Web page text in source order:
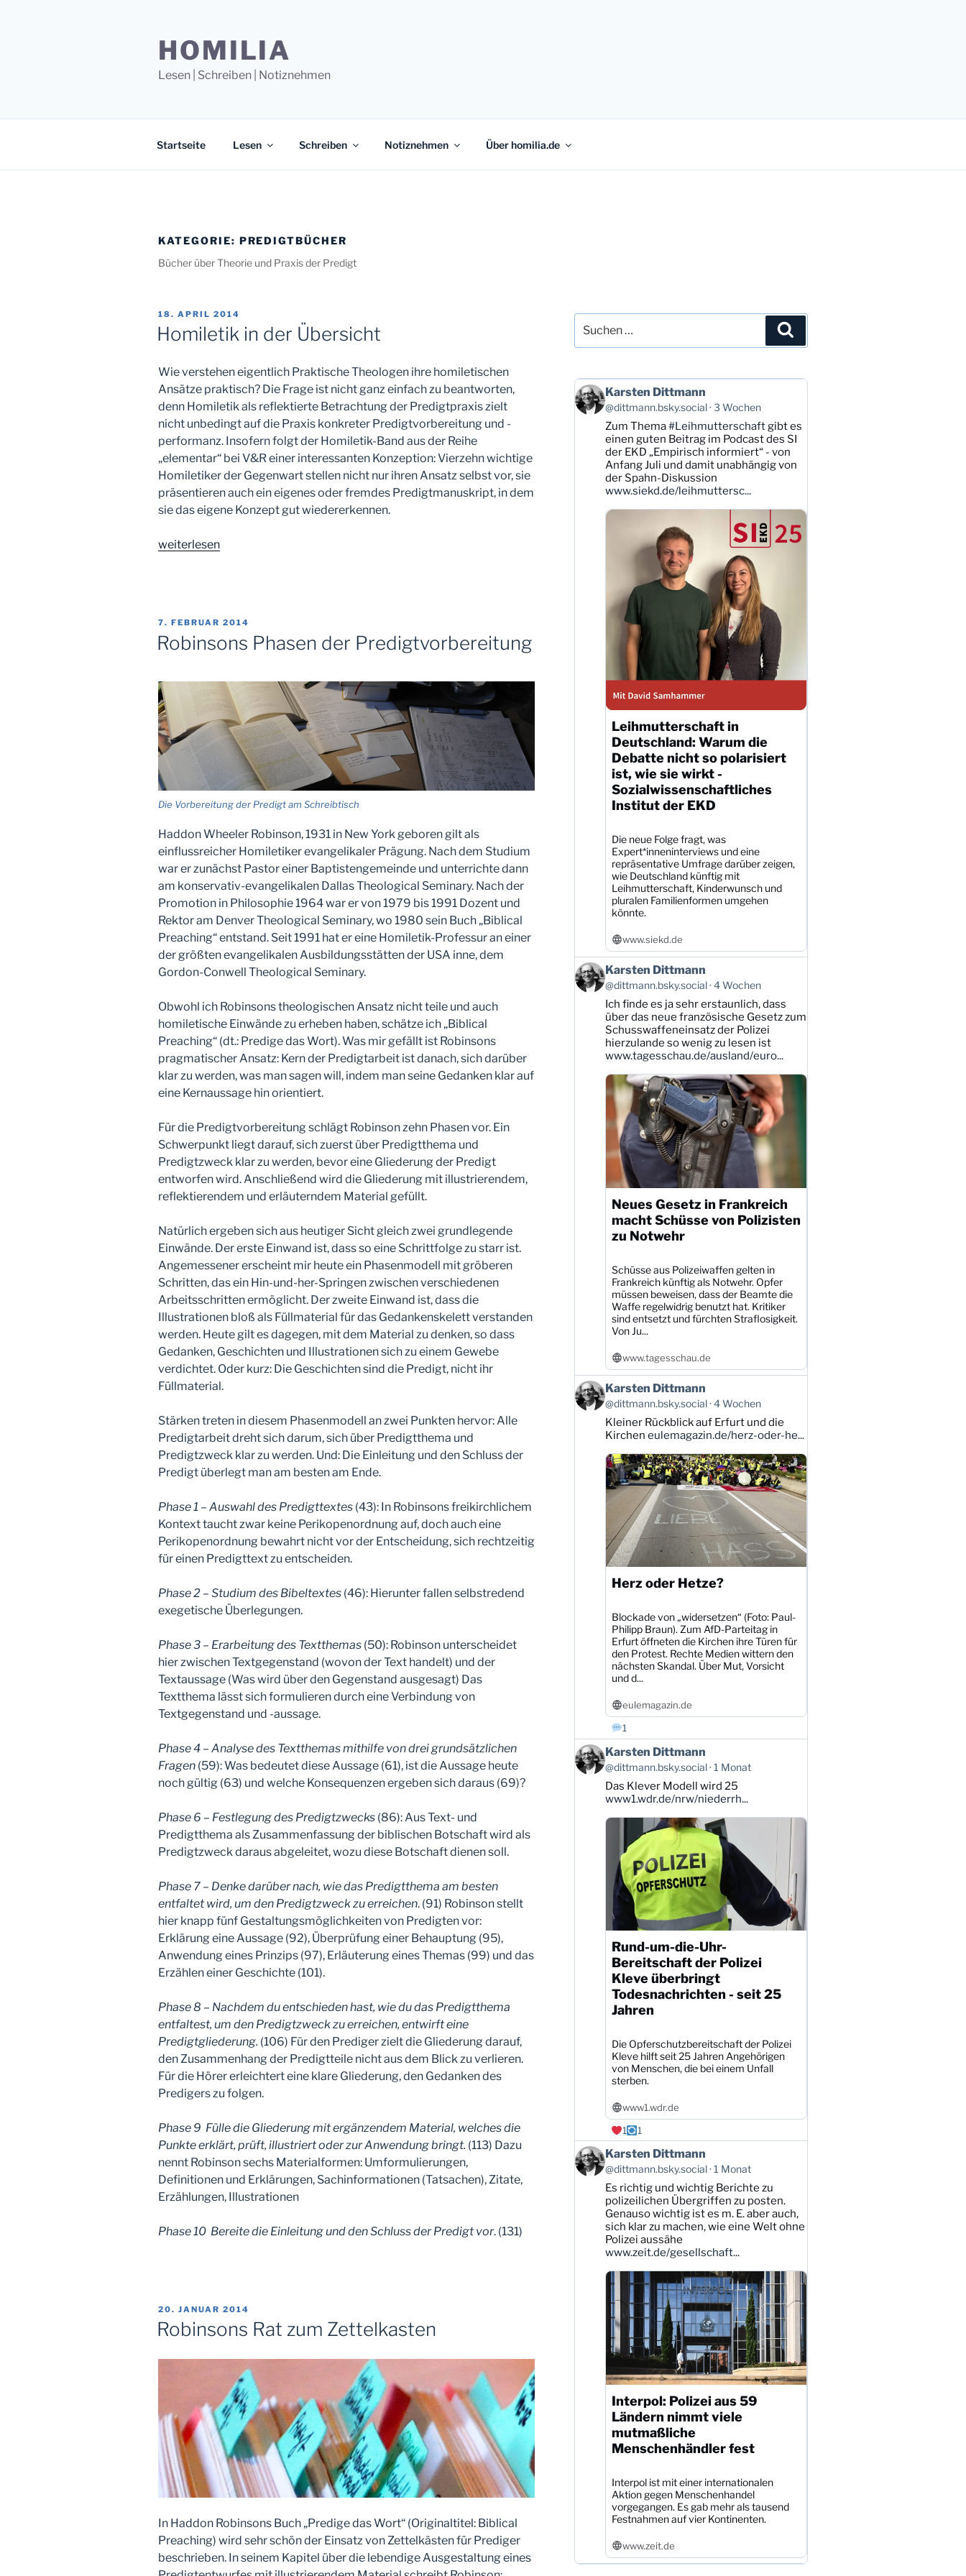
HOMILIA
Lesen | Schreiben | Notiznehmen
Startseite Lesen Schreiben Notiznehmen Über homilia.de
KATEGORIE: PREDIGTBÜCHER
Bücher über Theorie und Praxis der Predigt
VERÖFFENTLICHT
AM
18. APRIL 2014
Homiletik in der Übersicht
Wie verstehen eigentlich Praktische Theologen ihre homiletischen
Ansätze praktisch? Die Frage ist nicht ganz einfach zu beantworten,
denn Homiletik als reflektierte Betrachtung der Predigtpraxis zielt
nicht unbedingt auf die Praxis konkreter Predigtvorbereitung und -
performanz. Insofern folgt der Homiletik-Band aus der Reihe
„elementar“ bei V&R einer interessanten Konzeption: Vierzehn wichtige
Homiletiker der Gegenwart stellen nicht nur ihren Ansatz selbst vor, sie
präsentieren auch ein eigenes oder fremdes Predigtmanuskript, in dem
sie das eigene Konzept gut wiedererkennen.
„Homiletik
weiterlesen
VERÖFFENTLICHT
7. FEBRUAR 2014
Robinsons Phasen der Predigtvorbereitung
Die Vorbereitung der Predigt am Schreibtisch
Haddon Wheeler Robinson, 1931 in New York geboren gilt als
einflussreicher Homiletiker evangelikaler Prägung. Nach dem Studium
war er zunächst Pastor einer Baptistengemeinde und unterrichte dann
am konservativ-evangelikalen Dallas Theological Seminary. Nach der
Promotion in Philosophie 1964 war er von 1979 bis 1991 Dozent und
Rektor am Denver Theological Seminary, wo 1980 sein Buch „Biblical
Preaching“ entstand. Seit 1991 hat er eine Homiletik-Professur an einer
der größten evangelikalen Ausbildungsstätten der USA inne, dem
Gordon-Conwell Theological Seminary.
Obwohl ich Robinsons theologischen Ansatz nicht teile und auch
homiletische Einwände zu erheben haben, schätze ich „Biblical
Preaching“ (dt.: Predige das Wort). Was mir gefällt ist Robinsons
pragmatischer Ansatz: Kern der Predigtarbeit ist danach, sich darüber
klar zu werden, was man sagen will, indem man seine Gedanken klar auf
eine Kernaussage hin orientiert.
Für die Predigtvorbereitung schlägt Robinson zehn Phasen vor. Ein
Schwerpunkt liegt darauf, sich zuerst über Predigtthema und
Predigtzweck klar zu werden, bevor eine Gliederung der Predigt
entworfen wird. Anschließend wird die Gliederung mit illustrierendem,
reflektierendem und erläuterndem Material gefüllt.
Natürlich ergeben sich aus heutiger Sicht gleich zwei grundlegende
Einwände. Der erste Einwand ist, dass so eine Schrittfolge zu starr ist.
Angemessener erscheint mir heute ein Phasenmodell mit gröberen
Schritten, das ein Hin-und-her-Springen zwischen verschiedenen
Arbeitsschritten ermöglicht. Der zweite Einwand ist, dass die
Illustrationen bloß als Füllmaterial für das Gedankenskelett verstanden
werden. Heute gilt es dagegen, mit dem Material zu denken, so dass
Gedanken, Geschichten und Illustrationen sich zu einem Gewebe
verdichtet. Oder kurz: Die Geschichten sind die Predigt, nicht ihr
Füllmaterial.
Stärken treten in diesem Phasenmodell an zwei Punkten hervor: Alle
Predigtarbeit dreht sich darum, sich über Predigtthema und
Predigtzweck klar zu werden. Und: Die Einleitung und den Schluss der
Predigt überlegt man am besten am Ende.
Phase 1 – Auswahl des Predigttextes (43): In Robinsons freikirchlichem
Kontext taucht zwar keine Perikopenordnung auf, doch auch eine
Perikopenordnung bewahrt nicht vor der Entscheidung, sich rechtzeitig
für einen Predigttext zu entscheiden.
Phase 2 – Studium des Bibeltextes (46): Hierunter fallen selbstredend
exegetische Überlegungen.
Phase 3 – Erarbeitung des Textthemas (50): Robinson unterscheidet
hier zwischen Textgegenstand (wovon der Text handelt) und der
Textaussage (Was wird über den Gegenstand ausgesagt) Das
Textthema lässt sich formulieren durch eine Verbindung von
Textgegenstand und -aussage.
Phase 4 – Analyse des Textthemas mithilfe von drei grundsätzlichen
Fragen (59): Was bedeutet diese Aussage (61), ist die Aussage heute
noch gültig (63) und welche Konsequenzen ergeben sich daraus (69)?
Phase 6 – Festlegung des Predigtzwecks (86): Aus Text- und
Predigtthema als Zusammenfassung der biblischen Botschaft wird als
Predigtzweck daraus abgeleitet, wozu diese Botschaft dienen soll.
Phase 7 – Denke darüber nach, wie das Predigtthema am besten
entfaltet wird, um den Predigtzweck zu erreichen. (91) Robinson stellt
hier knapp fünf Gestaltungsmöglichkeiten von Predigten vor:
Erklärung eine Aussage (92), Überprüfung einer Behauptung (95),
Anwendung eines Prinzips (97), Erläuterung eines Themas (99) und das
Erzählen einer Geschichte (101).
Phase 8 – Nachdem du entschieden hast, wie du das Predigtthema
entfaltest, um den Predigtzweck zu erreichen, entwirft eine
Predigtgliederung. (106) Für den Prediger zielt die Gliederung darauf,
den Zusammenhang der Predigtteile nicht aus dem Blick zu verlieren.
Für die Hörer erleichtert eine klare Gliederung, den Gedanken des
Predigers zu folgen.
Phase 9 ­ Fülle die Gliederung mit ergänzendem Material, welches die
Punkte erklärt, prüft, illustriert oder zur Anwendung bringt. (113) Dazu
nennt Robinson sechs Materialformen: Umformulierungen,
Definitionen und Erklärungen, Sachinformationen (Tatsachen), Zitate,
Erzählungen, Illustrationen
Phase 10 ­ Bereite die Einleitung und den Schluss der Predigt vor. (131)
VERÖFFENTLICHT
AM
20. JANUAR 2014
Robinsons Rat zum Zettelkasten
In Haddon Robinsons Buch „Predige das Wort“ (Originaltitel: Biblical
Preaching) wird sehr schön der Einsatz von Zettelkästen für Prediger
beschrieben. In seinem Kapitel über die lebendige Ausgestaltung eines
nach:
Beitrag
von
Karsten
Dittmann
Bluesky
ansehen
Karsten Dittmann
@dittmann.bsky.social 3 Wochen
Zum Thema#Leihmutterschaftgibt es
einen guten Beitrag im Podcast des SI
der EKD „Empirisch informiert“ - von
Anfang Juli und damit unabhängig von
der Spahn-Diskussion
www.siekd.de/leihmuttersc...
Leihmutterschaft in
Deutschland: Warum die
Debatte nicht so polarisiert
ist, wie sie wirkt -
Sozialwissenschaftliches
Institut der EKD
Die neue Folge fragt, was
Expert*inneninterviews und eine
repräsentative Umfrage darüber zeigen,
wie Deutschland künftig mit
Leihmutterschaft, Kinderwunsch und
pluralen Familienformen umgehen
könnte.
www.siekd.de
Beitrag
von
Karsten
Dittmann
Bluesky
ansehen
Karsten Dittmann
@dittmann.bsky.social 4 Wochen
Ich finde es ja sehr erstaunlich, dass
über das neue französische Gesetz zum
Schusswaffeneinsatz der Polizei
hierzulande so wenig zu lesen ist
www.tagesschau.de/ausland/euro...
Neues Gesetz in Frankreich
macht Schüsse von Polizisten
zu Notwehr
Schüsse aus Polizeiwaffen gelten in
Frankreich künftig als Notwehr. Opfer
müssen beweisen, dass der Beamte die
Waffe regelwidrig benutzt hat. Kritiker
sind entsetzt und fürchten Straflosigkeit.
Von Ju...
www.tagesschau.de
Beitrag
von
Karsten
Dittmann
ansehen
Karsten Dittmann
@dittmann.bsky.social 4 Wochen
Kleiner Rückblick auf Erfurt und die
Kirchen eulemagazin.de/herz-oder-he...
Herz oder Hetze?
Blockade von „widersetzen“ (Foto: Paul-
Philipp Braun). Zum AfD-Parteitag in
Erfurt öffneten die Kirchen ihre Türen für
den Protest. Rechte Medien wittern den
nächsten Skandal. Über Mut, Vorsicht
und d...
eulemagazin.de
1
Beitrag
von
Karsten
Dittmann
ansehen
Karsten Dittmann
@dittmann.bsky.social 1 Monat
Das Klever Modell wird 25
www1.wdr.de/nrw/niederrh...
Rund-um-die-Uhr-
Bereitschaft der Polizei
Kleve überbringt
Todesnachrichten - seit 25
Jahren
Die Opferschutzbereitschaft der Polizei
Kleve hilft seit 25 Jahren Angehörigen
von Menschen, die bei einem Unfall
sterben.
www1.wdr.de
1
1
Beitrag
von
Karsten
Dittmann
Bluesky
ansehen
Karsten Dittmann
@dittmann.bsky.social 1 Monat
Es richtig und wichtig Berichte zu
polizeilichen Übergriffen zu posten.
Genauso wichtig ist es m. E. aber auch,
sich klar zu machen, wie eine Welt ohne
Polizei aussähe
www.zeit.de/gesellschaft...
Interpol: Polizei aus 59
Ländern nimmt viele
mutmaßliche
Menschenhändler fest
Interpol ist mit einer internationalen
Aktion gegen Menschenhandel
vorgegangen. Es gab mehr als tausend
Festnahmen auf vier Kontinenten.
www.zeit.de